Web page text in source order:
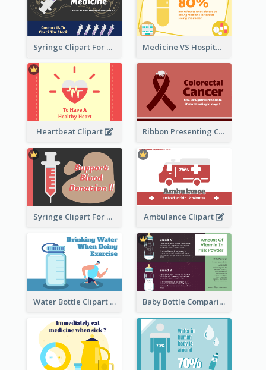
Syringe Clipart For Preventive Medicine Medicine VS Hospital Clipart
Heartbeat Clipart Ribbon Presenting Cancer
Syringe Clipart For Blood Donation Ambulance Clipart
Water Bottle Clipart Baby Bottle Comparison Information